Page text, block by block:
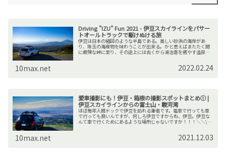
Driving "IZU" Fun 2021 - 伊豆スカイラインをパサー
トオールトラックで駆けぬける旅
伊豆は日本の縮図のような半島である。美しい砂浜の海岸があ
り、珠玉の海産物を味わうことが出来る。かと思えばまたたく間
に峻険な峠に至り、その途上には古くから湯治客を癒やす温泉が
10max.net 2022.02.24
愛車撮影にも！伊豆・箱根の撮影スポットまとめ① |
伊豆スカイラインからの富士山・駿河湾
ほぼ毎年人間ドックで伊豆を訪れる筆者です。電車で行っても車
で行っても良いんですが、何しろ伊豆ですからね、伊豆。伊豆な
んて車で行くためにあるような場所じゃないですか！！！＼＼\٩(
10max.net 2021.12.03